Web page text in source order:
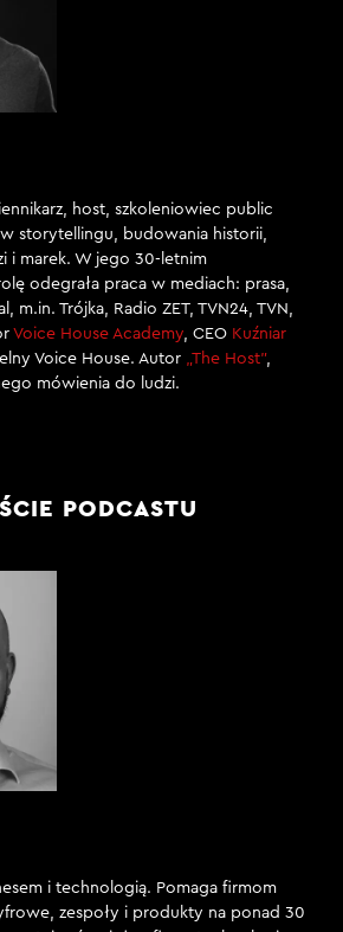
host, szkoleniowiec public
storytellingu, budowania historii,
i marek. W jego 30-letnim
odegrała praca w mediach: prasa,
m.in. Trójka, Radio ZET, TVN24, TVN,
Voice House Academy, CEO Kuźniar
Voice House. Autor „The Host”,
mówienia do ludzi.
PODCASTU
i technologią. Pomaga firmom
zespoły i produkty na ponad 30